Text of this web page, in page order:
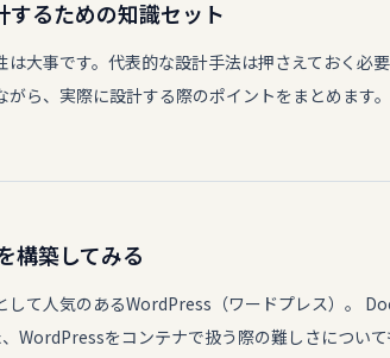
るための知識セット
大事です。代表的な設計手法は押さえておく必
ら、実際に設計する際のポイントをまとめます。
構築してみる
して人気のあるWordPress（ワードプレス）。
WordPressをコンテナで扱う際の難しさについて